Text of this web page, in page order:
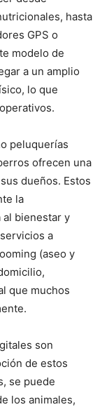
hasta
GPS o
modelo de
a un amplio
lo que
peluquerías
ofrecen una
dueños. Estos
la
al bienestar y
a
(aseo y
que muchos
son
de estos
se puede
los animales,